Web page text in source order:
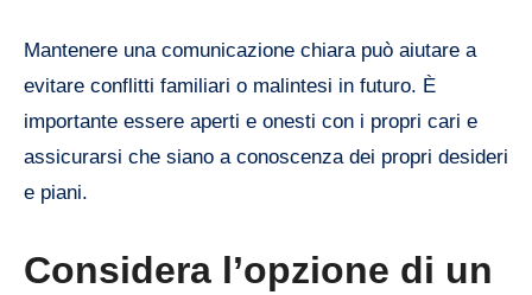
Mantenere una comunicazione chiara può aiutare a
evitare conflitti familiari o malintesi in futuro. È
importante essere aperti e onesti con i propri cari e
assicurarsi che siano a conoscenza dei propri desideri
e piani.
Considera l’opzione di un